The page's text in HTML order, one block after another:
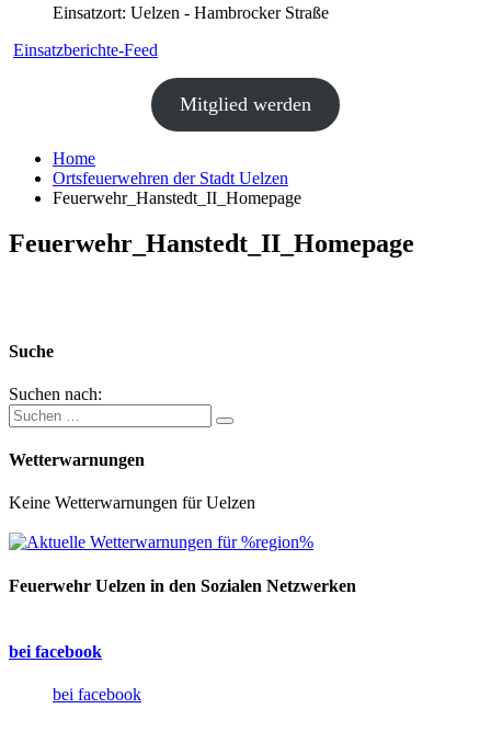
Einsatzort: Uelzen - Hambrocker Straße
Einsatzberichte-Feed
Mitglied werden
Home
Ortsfeuerwehren der Stadt Uelzen
Feuerwehr_Hanstedt_II_Homepage
Feuerwehr_Hanstedt_II_Homepage
Suche
Suchen nach:
Wetterwarnungen
Keine Wetterwarnungen für Uelzen
Feuerwehr Uelzen in den Sozialen Netzwerken
bei facebook
bei facebook